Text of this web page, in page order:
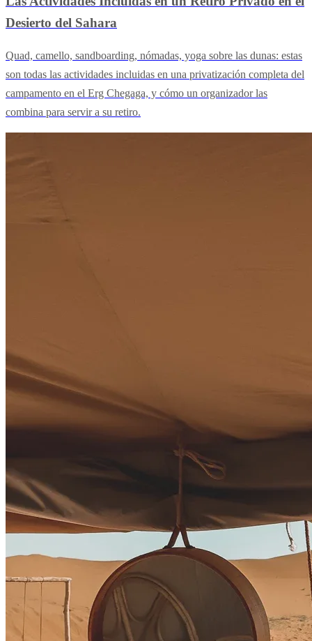
Desierto del Sahara
Quad, camello, sandboarding, nómadas, yoga sobre las dunas: estas
son todas las actividades incluidas en una privatización completa del
campamento en el Erg Chegaga, y cómo un organizador las
combina para servir a su retiro.